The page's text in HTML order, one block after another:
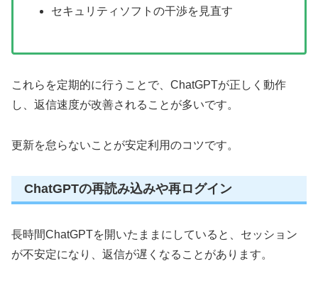
セキュリティソフトの干渉を見直す
これらを定期的に行うことで、ChatGPTが正しく動作
し、返信速度が改善されることが多いです。
更新を怠らないことが安定利用のコツです。
ChatGPTの再読み込みや再ログイン
長時間ChatGPTを開いたままにしていると、セッション
が不安定になり、返信が遅くなることがあります。